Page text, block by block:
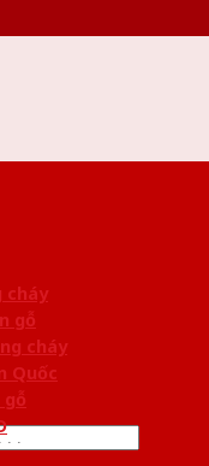
cháy
gỗ
cháy
Quốc